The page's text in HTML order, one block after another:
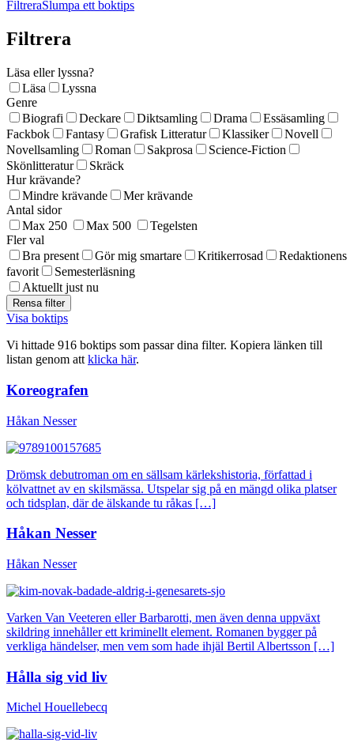
FiltreraSlumpa ett boktips
Filtrera
Läsa eller lyssna?
Läsa
Lyssna
Genre
Biografi
Deckare Diktsamling Drama
Essäsamling
Fackbok
Fantasy Grafisk Litteratur Klassiker
Novell
Novellsamling
Roman Sakprosa
Science-Fiction
Skönlitteratur
Skräck
Hur krävande?
Mindre krävande
Mer krävande
Antal sidor
Max 250
Max 500
Tegelsten
Fler val
Bra present
Gör mig smartare Kritikerrosad
Redaktionens
favorit
Semesterläsning
Aktuellt just nu
Visa boktips
Vi hittade 916 boktips som passar dina filter. Kopiera länken till
listan genom att klicka här.
Koreografen
Håkan Nesser
Drömsk debutroman om en sällsam kärlekshistoria, författad i
kölvattnet av en skilsmässa. Utspelar sig på en mängd olika platser
och tidsplan, där de älskande tu råkas […]
Håkan Nesser
Håkan Nesser
Varken Van Veeteren eller Barbarotti, men även denna uppväxt
skildring innehåller ett kriminellt element. Romanen bygger på
verkliga händelser, men vem som hade ihjäl Bertil Albertsson […]
Hålla sig vid liv
Michel Houellebecq